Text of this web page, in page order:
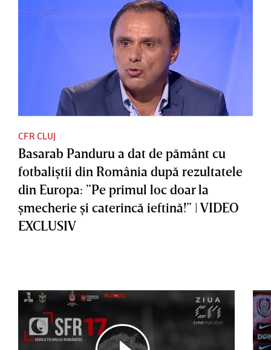
CFR CLUJ
Basarab Panduru a dat de pământ cu
fotbaliştii din România după rezultatele
din Europa: ”Pe primul loc doar la
şmecherie şi caterincă ieftină!” | VIDEO
EXCLUSIV